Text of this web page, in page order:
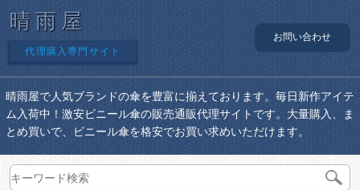
晴雨屋
代理購入専門サイト
お問い合わせ
晴雨屋で人気ブランドの傘を豊富に揃えております。毎日新作アイテ
ム入荷中！激安ビニール傘の販売通販代理サイトです。大量購入、ま
とめ買いで、ビニール傘を格安でお買い求めいただけます。